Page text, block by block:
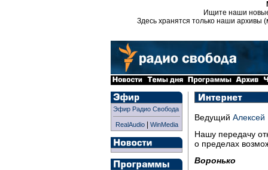
Ищите наши
Здесь хранятся только наши архивы
Эфир Радио Свобода
RealAudio| WinMedia
Ведущий Алексей
Нашу передачу
о пределах
Воронько